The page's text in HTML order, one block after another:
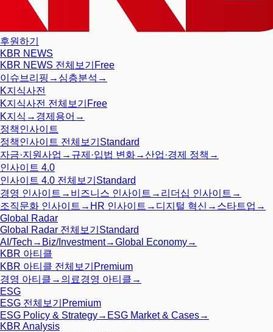
후원하기
KBR NEWS
KBR NEWS 전체보기 Free
이슈브리핑 → 심층분석 →
K지식사전
K지식사전 전체보기 Free
K지식 → 경제용어 →
정책인사이트
정책인사이트 전체보기 Standard
자금·지원사업 → 규제·입법 변화→산업·경제 정책 →
인사이트 4.0
인사이트 4.0 전체보기 Standard
경영 인사이트 → 비즈니스 인사이트 → 리더십 인사이트 →
조직문화 인사이트 → HR 인사이트 → 디지털 혁신 → 스타트업 →
Global Radar
Global Radar 전체보기 Standard
AI/Tech → Biz/Investment→Global Economy→
KBR 아티클
KBR 아티클 전체보기 Premium
경영 아티클 → 의료경영 아티클 →
ESG
ESG 전체보기 Premium
ESG Policy & Strategy→ ESG Market & Cases→
KBR Analysis